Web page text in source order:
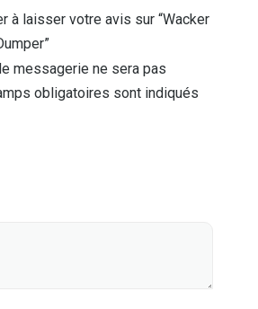
à laisser votre avis sur “Wacker
messagerie ne sera pas
obligatoires sont indiqués